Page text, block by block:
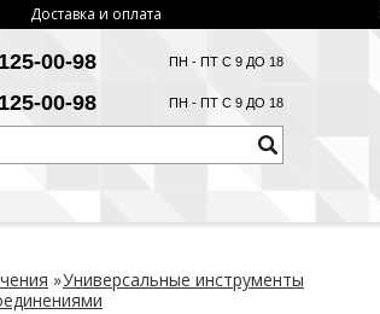
Доставка и оплата
00-98 ПН - ПТ С 9 ДО 18
00-98 ПН - ПТ С 9 ДО 18
»Универсальные инструменты